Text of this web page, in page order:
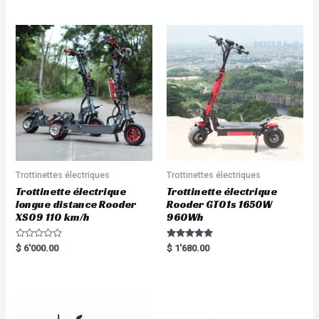
Trottinettes électriques
Trottinette électrique
longue distance Rooder
XS09 110 km/h
R
a
$ 6'000.00
Trottinettes électriques
Trottinette électrique
Rooder GT01s 1650W
960Wh
Rated
5.00
$ 1'680.00